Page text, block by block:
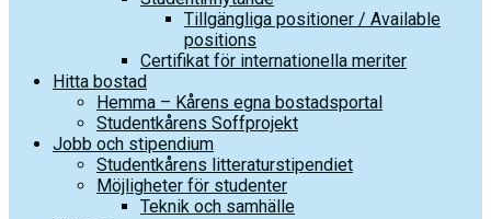
Tillgängliga positioner / Available
positions
Certifikat för internationella meriter
Hitta bostad
Hemma – Kårens egna bostadsportal
Studentkårens Soffprojekt
Jobb och stipendium
Studentkårens litteraturstipendiet
Möjligheter för studenter
Teknik och samhälle